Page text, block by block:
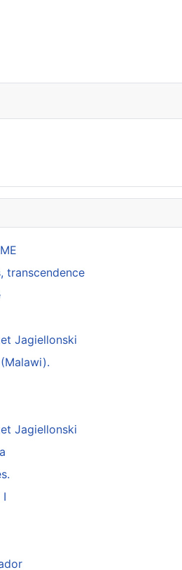
transcendence
Jagiellonski
Jagiellonski
I
(Orsay. 1 participante)